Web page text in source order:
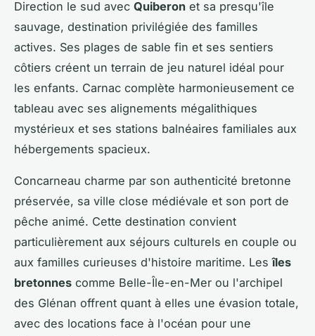
Direction le sud avec Quiberon et sa presqu'île
sauvage, destination privilégiée des familles
actives. Ses plages de sable fin et ses sentiers
côtiers créent un terrain de jeu naturel idéal pour
les enfants. Carnac complète harmonieusement ce
tableau avec ses alignements mégalithiques
mystérieux et ses stations balnéaires familiales aux
hébergements spacieux.
Concarneau charme par son authenticité bretonne
préservée, sa ville close médiévale et son port de
pêche animé. Cette destination convient
particulièrement aux séjours culturels en couple ou
aux familles curieuses d'histoire maritime. Lesîles
bretonnes comme Belle-Île-en-Mer ou l'archipel
des Glénan offrent quant à elles une évasion totale,
avec des locations face à l'océan pour une